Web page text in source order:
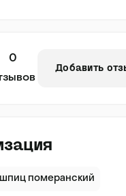
0
Добавить
померанский